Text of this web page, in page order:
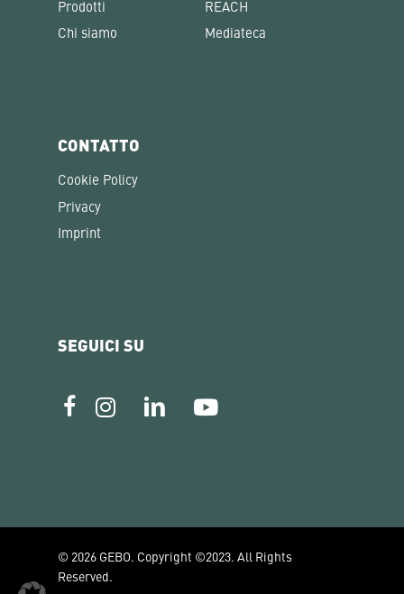
Prodotti
Chi siamo
REACH
Mediateca
CONTATTO
Cookie Policy
Privacy
Imprint
SEGUICI SU
© 2026 GEBO. Copyright ©2023. All Rights
Reserved.